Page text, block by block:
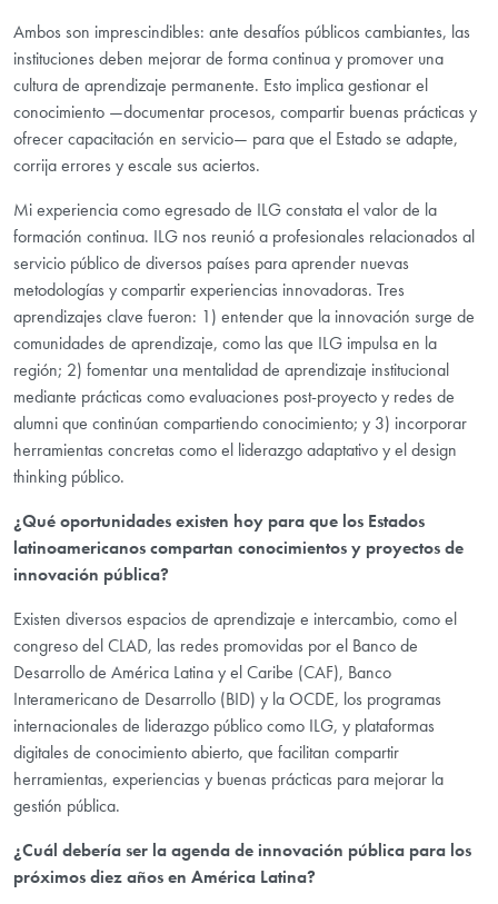
Ambos son imprescindibles: ante desafíos públicos cambiantes, las
instituciones deben mejorar de forma continua y promover una
cultura de aprendizaje permanente. Esto implica gestionar el
conocimiento —documentar procesos, compartir buenas prácticas y
ofrecer capacitación en servicio— para que el Estado se adapte,
corrija errores y escale sus aciertos.
Mi experiencia como egresado de ILG constata el valor de la
formación continua. ILG nos reunió a profesionales relacionados al
servicio público de diversos países para aprender nuevas
metodologías y compartir experiencias innovadoras. Tres
aprendizajes clave fueron: 1) entender que la innovación surge de
comunidades de aprendizaje, como las que ILG impulsa en la
región; 2) fomentar una mentalidad de aprendizaje institucional
mediante prácticas como evaluaciones post-proyecto y redes de
alumni que continúan compartiendo conocimiento; y 3) incorporar
herramientas concretas como el liderazgo adaptativo y el design
thinking público.
¿Qué oportunidades existen hoy para que los Estados
latinoamericanos compartan conocimientos y proyectos de
innovación pública?
Existen diversos espacios de aprendizaje e intercambio, como el
congreso del CLAD, las redes promovidas por el Banco de
Desarrollo de América Latina y el Caribe (CAF), Banco
Interamericano de Desarrollo (BID) y la OCDE, los programas
internacionales de liderazgo público como ILG, y plataformas
digitales de conocimiento abierto, que facilitan compartir
herramientas, experiencias y buenas prácticas para mejorar la
gestión pública.
¿Cuál debería ser la agenda de innovación pública para los
próximos diez años en América Latina?